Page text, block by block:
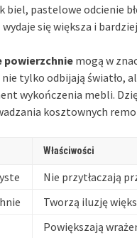
biel, pastelowe odcienie
się większa i
powierzchnie mogą w
tylko odbijają światło,
wykończenia mebli.
kosztownych
Właściwości
Nie przytłaczają
Tworzą iluzję
Powiększają